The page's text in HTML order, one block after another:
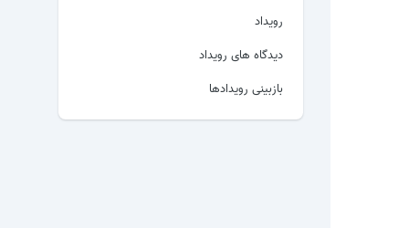
رویداد
دیدگاه های رویداد
بازبینی رویدادها